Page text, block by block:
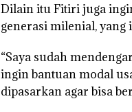
Dilain itu Fitiri juga
generasi milenial, yang
“Saya sudah
ingin bantuan modal
dipasarkan agar bisa